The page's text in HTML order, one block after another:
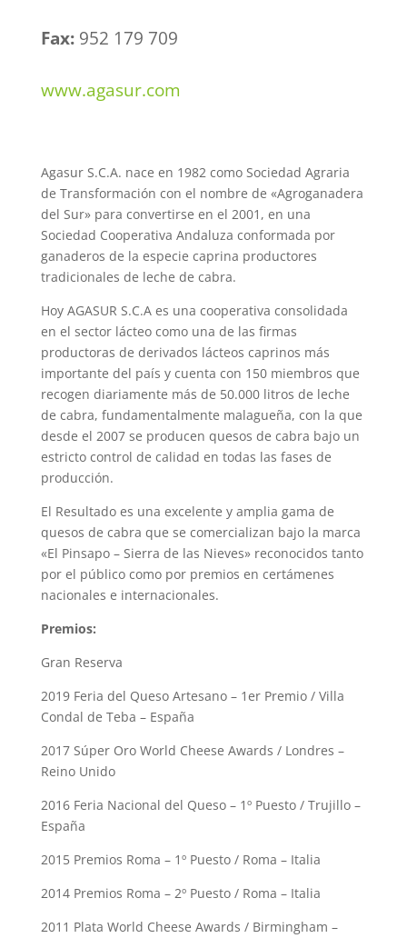
Fax:952 179 709
www.agasur.com
Agasur S.C.A. nace en 1982 como Sociedad Agraria
de Transformación con el nombre de «Agroganadera
del Sur» para convertirse en el 2001, en una
Sociedad Cooperativa Andaluza conformada por
ganaderos de la especie caprina productores
tradicionales de leche de cabra.
Hoy AGASUR S.C.A es una cooperativa consolidada
en el sector lácteo como una de las firmas
productoras de derivados lácteos caprinos más
importante del país y cuenta con 150 miembros que
recogen diariamente más de 50.000 litros de leche
de cabra, fundamentalmente malagueña, con la que
desde el 2007 se producen quesos de cabra bajo un
estricto control de calidad en todas las fases de
producción.
El Resultado es una excelente y amplia gama de
quesos de cabra que se comercializan bajo la marca
«El Pinsapo – Sierra de las Nieves» reconocidos tanto
por el público como por premios en certámenes
nacionales e internacionales.
Premios:
Gran Reserva
2019 Feria del Queso Artesano – 1er Premio / Villa
Condal de Teba – España
2017 Súper Oro World Cheese Awards / Londres –
Reino Unido
2016 Feria Nacional del Queso – 1º Puesto / Trujillo –
España
2015 Premios Roma – 1º Puesto / Roma – Italia
2014 Premios Roma – 2º Puesto / Roma – Italia
2011 Plata World Cheese Awards / Birmingham –